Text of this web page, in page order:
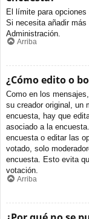
El límite para
Si necesita añadir
Administración.
Arriba
¿Cómo edito o
Como en los
su creador original, un
encuesta, hay que
asociado a la
encuesta o editar las
votado, solo
encuesta. Esto evita
votación.
Arriba